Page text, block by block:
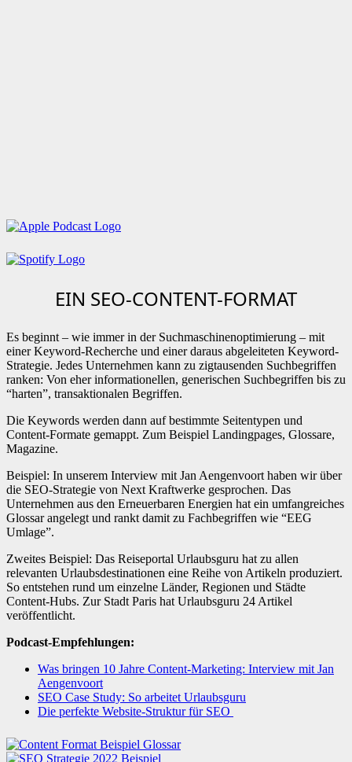
EIN SEO-CONTENT-FORMAT
Es beginnt – wie immer in der Suchmaschinenoptimierung – mit
einer Keyword-Recherche und einer daraus abgeleiteten Keyword-
Strategie. Jedes Unternehmen kann zu zigtausenden Suchbegriffen
ranken: Von eher informationellen, generischen Suchbegriffen bis zu
“harten”, transaktionalen Begriffen.
Die Keywords werden dann auf bestimmte Seitentypen und
Content-Formate gemappt. Zum Beispiel Landingpages, Glossare,
Magazine.
Beispiel: In unserem Interview mit Jan Aengenvoort haben wir über
die SEO-Strategie von Next Kraftwerke gesprochen. Das
Unternehmen aus den Erneuerbaren Energien hat ein umfangreiches
Glossar angelegt und rankt damit zu Fachbegriffen wie “EEG
Umlage”.
Zweites Beispiel: Das Reiseportal Urlaubsguru hat zu allen
relevanten Urlaubsdestinationen eine Reihe von Artikeln produziert.
So entstehen rund um einzelne Länder, Regionen und Städte
Content-Hubs. Zur Stadt Paris hat Urlaubsguru 24 Artikel
veröffentlicht.
Podcast-Empfehlungen:
Was bringen 10 Jahre Content-Marketing: Interview mit Jan
Aengenvoort
SEO Case Study: So arbeitet Urlaubsguru
Die perfekte Website-Struktur für SEO